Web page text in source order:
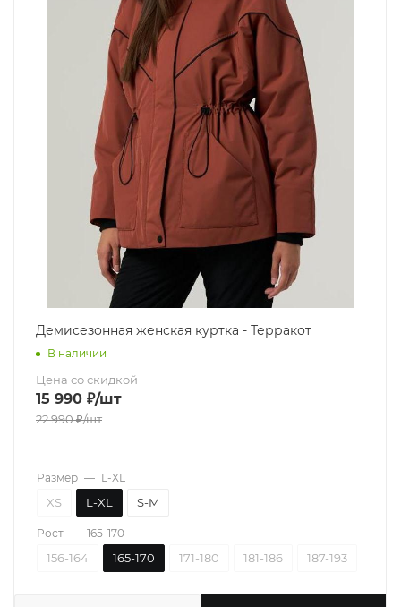
Демисезонная женская куртка - Терракот
В наличии
Цена со скидкой
15 990 ₽/шт
22 990₽/шт
Размер — L-XL
XS L-XL S-M
Рост — 165-170
156-164 165-170 171-180 181-186 187-193